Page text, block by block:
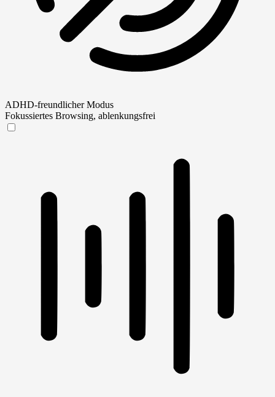
ADHD-freundlicher Modus
Fokussiertes Browsing, ablenkungsfrei